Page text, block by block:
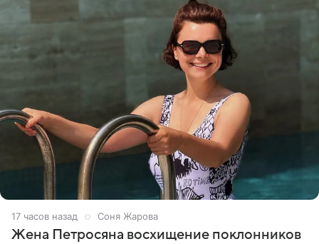
17 часов назад Соня Жарова
Жена Петросяна восхищение поклонников